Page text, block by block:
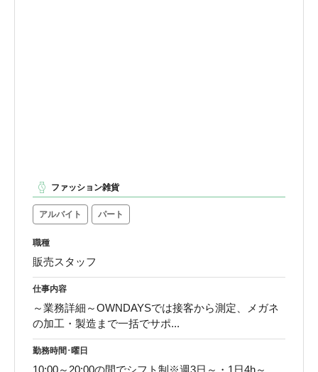
ファッション雑貨
アルバイト パート
職種
販売スタッフ
仕事内容
～業務詳細～OWNDAYSでは接客から測定、メガネ
の加工・製造まで一括でサポ...
勤務時間･曜日
10:00～20:00の間でシフト制※週3日～・1日4h～